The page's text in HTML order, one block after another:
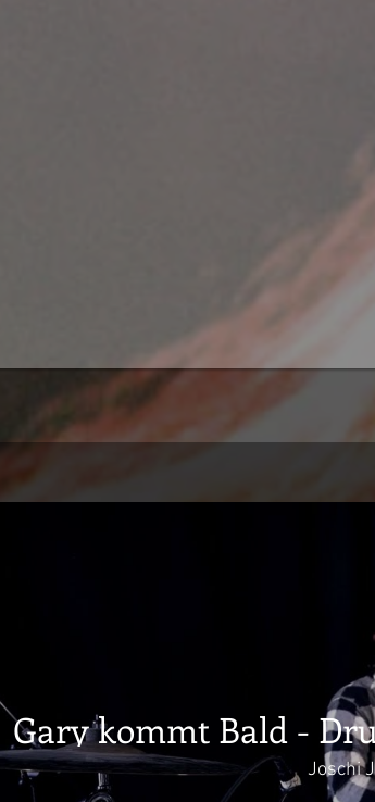
Gary kommt Bald -
Joschi